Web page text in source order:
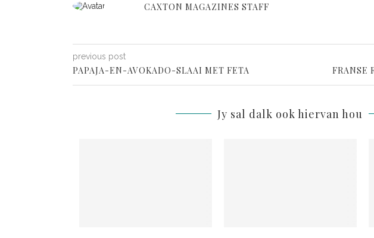
CAXTON MAGAZINES STAFF
previous post
PAPAJA-EN-AVOKADO-SLAAI MET FETA FRANSE
Jy sal dalk ook hiervan hou